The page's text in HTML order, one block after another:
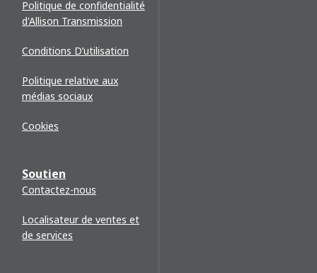
Politique de confidentialité
d'Allison Transmission
Conditions D’utilisation
Politique relative aux
médias sociaux
Cookies
Soutien
Contactez-nous
Localisateur de ventes et
de services